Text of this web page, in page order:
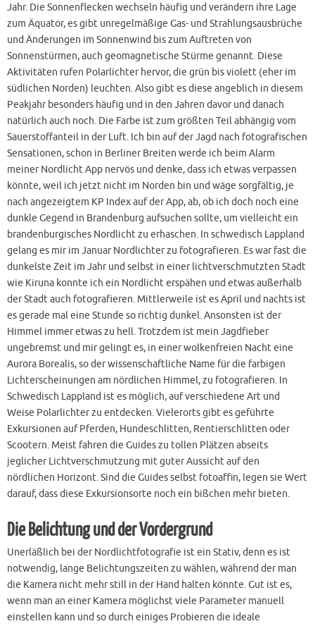
Jahr. Die Sonnenflecken wechseln häufig und verändern ihre Lage
zum Äquator, es gibt unregelmäßige Gas- und Strahlungsausbrüche
und Änderungen im Sonnenwind bis zum Auftreten von
Sonnenstürmen, auch geomagnetische Stürme genannt. Diese
Aktivitäten rufen Polarlichter hervor, die grün bis violett (eher im
südlichen Norden) leuchten. Also gibt es diese angeblich in diesem
Peakjahr besonders häufig und in den Jahren davor und danach
natürlich auch noch. Die Farbe ist zum größten Teil abhängig vom
Sauerstoffanteil in der Luft. Ich bin auf der Jagd nach fotografischen
Sensationen, schon in Berliner Breiten werde ich beim Alarm
meiner Nordlicht App nervös und denke, dass ich etwas verpassen
könnte, weil ich jetzt nicht im Norden bin und wäge sorgfältig, je
nach angezeigtem KP Index auf der App, ab, ob ich doch noch eine
dunkle Gegend in Brandenburg aufsuchen sollte, um vielleicht ein
brandenburgisches Nordlicht zu erhaschen. In schwedisch Lappland
gelang es mir im Januar Nordlichter zu fotografieren. Es war fast die
dunkelste Zeit im Jahr und selbst in einer lichtverschmutzten Stadt
wie Kiruna konnte ich ein Nordlicht erspähen und etwas außerhalb
der Stadt auch fotografieren. Mittlerweile ist es April und nachts ist
es gerade mal eine Stunde so richtig dunkel. Ansonsten ist der
Himmel immer etwas zu hell. Trotzdem ist mein Jagdfieber
ungebremst und mir gelingt es, in einer wolkenfreien Nacht eine
Aurora Borealis, so der wissenschaftliche Name für die farbigen
Lichterscheinungen am nördlichen Himmel, zu fotografieren. In
Schwedisch Lappland ist es möglich, auf verschiedene Art und
Weise Polarlichter zu entdecken. Vielerorts gibt es geführte
Exkursionen auf Pferden, Hundeschlitten, Rentierschlitten oder
Scootern. Meist fahren die Guides zu tollen Plätzen abseits
jeglicher Lichtverschmutzung mit guter Aussicht auf den
nördlichen Horizont. Sind die Guides selbst fotoaffin, legen sie Wert
darauf, dass diese Exkursionsorte noch ein bißchen mehr bieten.
Die Belichtung und der Vordergrund
Unerläßlich bei der Nordlichtfotografie ist ein Stativ, denn es ist
notwendig, lange Belichtungszeiten zu wählen, während der man
die Kamera nicht mehr still in der Hand halten könnte. Gut ist es,
wenn man an einer Kamera möglichst viele Parameter manuell
einstellen kann und so durch einiges Probieren die ideale